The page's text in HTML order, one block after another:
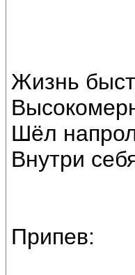
Жизнь
Шёл
Внутри
Припев: